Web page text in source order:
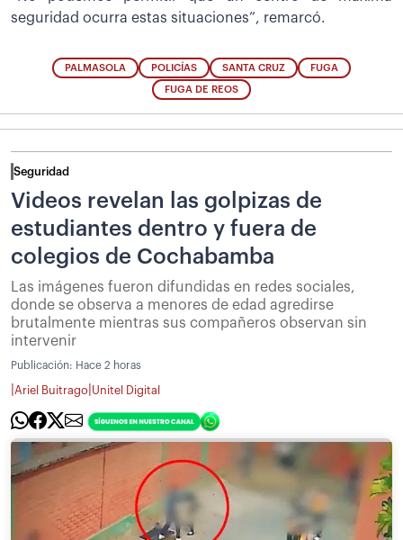
seguridad ocurra estas situaciones”, remarcó.
PALMASOLA POLICÍAS SANTA CRUZ FUGA
FUGA DE REOS
Seguridad
Videos revelan las golpizas de
estudiantes dentro y fuera de
colegios de Cochabamba
Las imágenes fueron difundidas en redes sociales,
donde se observa a menores de edad agredirse
brutalmente mientras sus compañeros observan sin
intervenir
Publicación: Hace 2 horas
Ariel Buitrago Unitel Digital